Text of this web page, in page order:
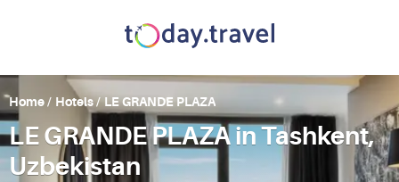
Home/ Hotels/ LE GRANDE PLAZA
LE GRANDE PLAZA in Tashkent,
Uzbekistan